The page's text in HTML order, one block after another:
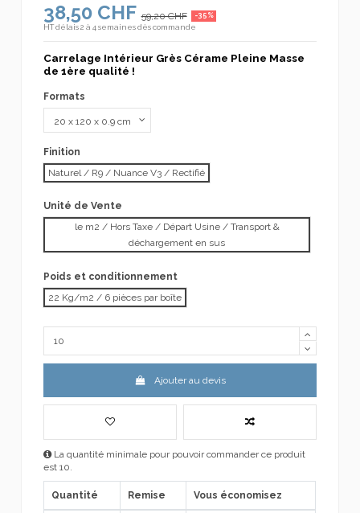
38,50 CHF 59,20 CHF -35%
HTdélais 2 à 4 semaines dès commande
Carrelage Intérieur Grès Cérame Pleine Masse
de 1ère qualité !
Formats
Finition
Naturel / R9 / Nuance V3 / Rectifié
Unité de Vente
le m2 / Hors Taxe / Départ Usine / Transport &
déchargement en sus
Poids et conditionnement
22 Kg/m2 / 6 pièces par boîte
Ajouter au devis
La quantité minimale pour pouvoir commander ce produit
est 10.
Quantité Remise Vous économisez